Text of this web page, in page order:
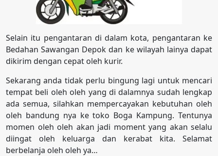
Selain itu pengantaran di dalam kota, pengantaran ke
Bedahan Sawangan Depok dan ke wilayah lainya dapat
dikirim dengan cepat oleh kurir.
Sekarang anda tidak perlu bingung lagi untuk mencari
tempat beli oleh oleh yang di dalamnya sudah lengkap
ada semua, silahkan mempercayakan kebutuhan oleh
oleh bandung nya ke toko Boga Kampung. Tentunya
momen oleh oleh akan jadi moment yang akan selalu
diingat oleh keluarga dan kerabat kita. Selamat
berbelanja oleh oleh ya…